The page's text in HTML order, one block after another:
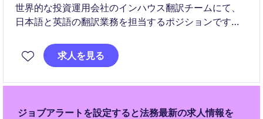
世界的な投資運用会社のインハウス翻訳チームにて、
日本語と英語の翻訳業務を担当するポジションです。
営業・マーケティング・リサーチ・法務・コンプライ
アンスなど幅広い部門と連携しながら、日本の機関投
求人を見る
ジョブアラートを設定すると法務最新の求人情報を